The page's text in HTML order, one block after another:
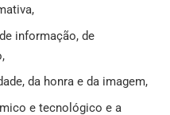
informação, de
da honra e da imagem,
e tecnológico e a